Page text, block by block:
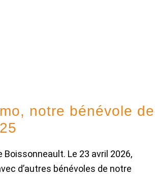
notre bénévole de
Boissonneault. Le 23 avril 2026,
d’autres bénévoles de notre